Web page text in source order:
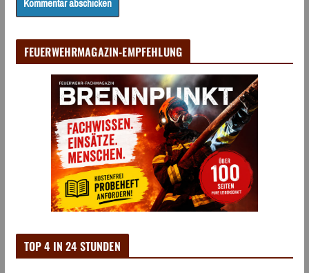
FEUERWEHRMAGAZIN-EMPFEHLUNG
TOP 4 IN 24 STUNDEN